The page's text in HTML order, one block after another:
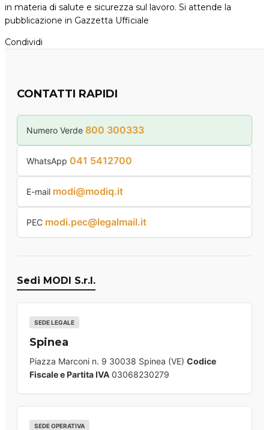
in materia di salute e sicurezza sul lavoro. Si attende la
pubblicazione in Gazzetta Ufficiale
Condividi
CONTATTI RAPIDI
Numero Verde 800 300333
WhatsApp 041 5412700
E-mail modi@modiq.it
PEC modi.pec@legalmail.it
Sedi MODI S.r.l.
SEDE LEGALE
Spinea
Piazza Marconi n. 9 30038 Spinea (VE) Codice
Fiscale e Partita IVA 03068230279
SEDE OPERATIVA